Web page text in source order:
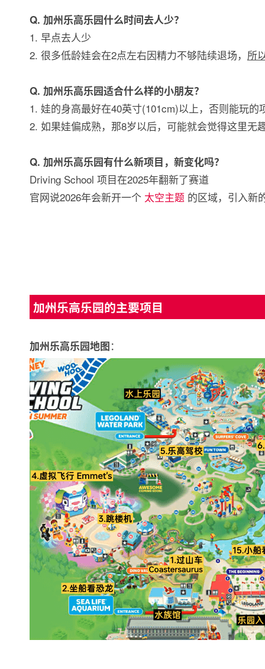
Q. 加州乐高乐园什么时间去人少？
1. 早点去人少
2. 很多低龄娃会在2点左右因精力不够陆续退场， 所
Q. 加州乐高乐园适合什么样的小朋友？
1. 娃的身高最好在40英寸(101cm)以上，否则能玩的
2. 如果娃偏成熟，那8岁以后，可能就会觉得这里无
Q. 加州乐高乐园有什么新项目，新变化吗？
Driving School 项目在2025年翻新了赛道
官网说2026年会新开一个 太空主题 的区域，引入新
加州乐高乐园的主要项目
加州乐高乐园地图：